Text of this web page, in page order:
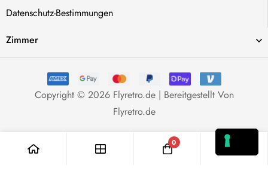
Datenschutz-Bestimmungen
Zimmer
Copyright © 2026 Flyretro.de | Bereitgestellt Von
Flyretro.de
0